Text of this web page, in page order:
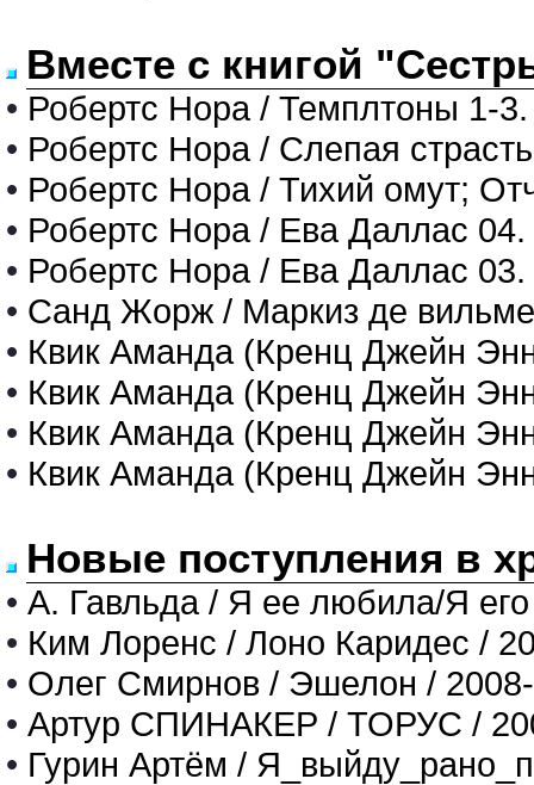
Вместе с книгой
• Робертс Нора / Темплтоны 1-3.
• Робертс Нора / Слепая страсть
• Робертс Нора / Тихий омут;
• Робертс Нора / Ева Даллас 04.
• Робертс Нора / Ева Даллас
• Санд Жорж / Маркиз де
• Квик Аманда (Кренц Джейн
• Квик Аманда (Кренц Джейн
• Квик Аманда (Кренц Джейн
• Квик Аманда (Кренц Джейн
Новые поступления в
• А. Гавльда / Я ее любила/Я
• Ким Лоренс / Лоно Каридес /
• Олег Смирнов / Эшелон /
• Артур СПИНАКЕР / ТОРУС /
• Гурин Артём /